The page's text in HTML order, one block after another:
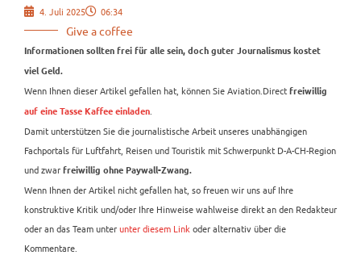
4. Juli 2025 06:34
Give a coffee
Informationen sollten frei für alle sein, doch guter Journalismus kostet
viel Geld.
Wenn Ihnen dieser Artikel gefallen hat, können Sie Aviation.Direct freiwillig
auf eine Tasse Kaffee einladen
Damit unterstützen Sie die journalistische Arbeit unseres unabhängigen
Fachportals für Luftfahrt, Reisen und Touristik mit Schwerpunkt D-A-CH-Region
und zwar freiwillig ohne Paywall-Zwang.
Wenn Ihnen der Artikel nicht gefallen hat, so freuen wir uns auf Ihre
konstruktive Kritik und/oder Ihre Hinweise wahlweise direkt an den Redakteur
oder an das Team unterunter diesem Link oder alternativ über die
Kommentare.